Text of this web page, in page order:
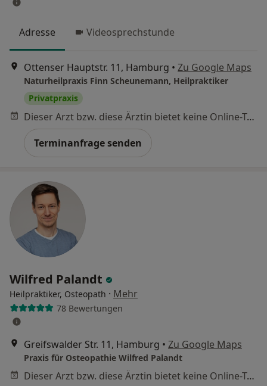
Adresse Videosprechstunde
Ottenser Hauptstr. 11, Hamburg • Zu Google Maps
Naturheilpraxis Finn Scheunemann, Heilpraktiker
Privatpraxis
Dieser Arzt bzw. diese Ärztin bietet keine Online-Terminbuchung an diesem Standort an.
Terminanfrage senden
Wilfred Palandt
Heilpraktiker, Osteopath · Mehr
78 Bewertungen
Greifswalder Str. 11, Hamburg • Zu Google Maps
Praxis für Osteopathie Wilfred Palandt
Dieser Arzt bzw. diese Ärztin bietet keine Online-Terminbuchung an diesem Standort an.